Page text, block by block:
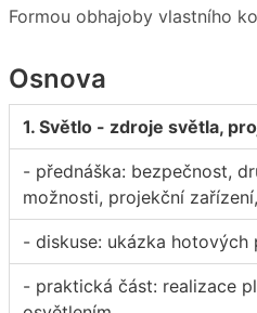
Formou obhajoby vlastního
Osnova
1. Světlo - zdroje světla,
- přednáška: bezpečnost,
možnosti, projekční
- diskuse: ukázka hotových
- praktická část: realizace